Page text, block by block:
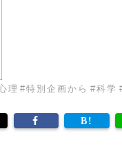
理 #特別企画から #科学